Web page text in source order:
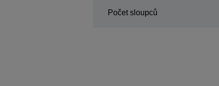
Počet sloupců